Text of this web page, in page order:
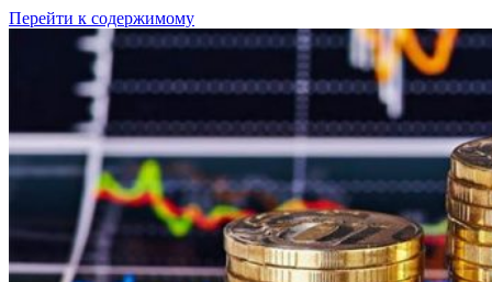
Перейти к содержимому